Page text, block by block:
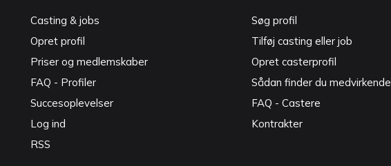
Casting & jobs
Opret profil
Priser og medlemskaber
FAQ - Profiler
Succesoplevelser
Log ind
RSS
Søg profil
Tilføj casting eller job
Opret casterprofil
Sådan finder du medvirkende
FAQ - Castere
Kontrakter